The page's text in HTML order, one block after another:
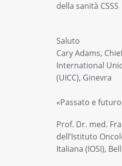
della sanità CSSS
Saluto
Cary Adams,
International
(UICC), Ginevra
«Passato e
Prof. Dr. med.
dell’Istituto
Italiana (IOSI),